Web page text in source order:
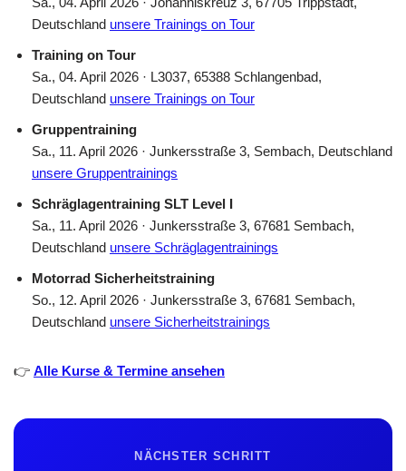
Deutschland unsere Trainings on Tour
Training on Tour
Sa., 04. April 2026 · L3037, 65388 Schlangenbad,
Deutschland unsere Trainings on Tour
Gruppentraining
Sa., 11. April 2026 · Junkersstraße 3, Sembach, Deutschland
unsere Gruppentrainings
Schräglagentraining SLT Level I
Sa., 11. April 2026 · Junkersstraße 3, 67681 Sembach,
Deutschland unsere Schräglagentrainings
Motorrad Sicherheitstraining
So., 12. April 2026 · Junkersstraße 3, 67681 Sembach,
Deutschland unsere Sicherheitstrainings
👉 Alle Kurse & Termine ansehen
NÄCHSTER SCHRITT